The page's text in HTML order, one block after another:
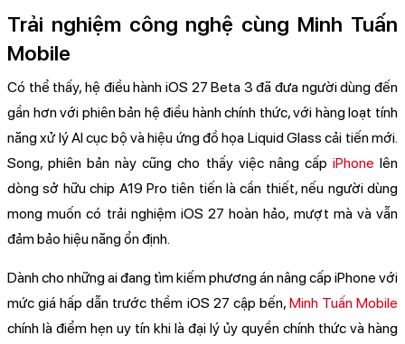
Trải nghiệm công nghệ cùng Minh Tuấn
Mobile
Có thể thấy, hệ điều hành iOS 27 Beta 3 đã đưa người dùng đến
gần hơn với phiên bản hệ điều hành chính thức, với hàng loạt tính
năng xử lý AI cục bộ và hiệu ứng đồ họa Liquid Glass cải tiến mới.
Song, phiên bản này cũng cho thấy việc nâng cấp iPhone lên
dòng sở hữu chip A19 Pro tiên tiến là cần thiết, nếu người dùng
mong muốn có trải nghiệm iOS 27 hoàn hảo, mượt mà và vẫn
đảm bảo hiệu năng ổn định.
Dành cho những ai đang tìm kiếm phương án nâng cấp iPhone với
mức giá hấp dẫn trước thềm iOS 27 cập bến, Minh Tuấn Mobile
chính là điểm hẹn uy tín khi là đại lý ủy quyền chính thức và hàng